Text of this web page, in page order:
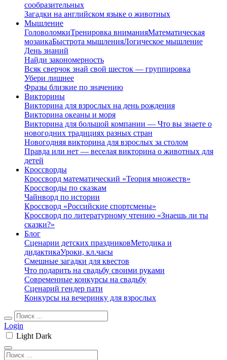
сообразительных
Загадки на английском языке о животных
Мышление
ГоловоломкиТренировка вниманияМатематическая
мозаикаБыстрота мышленияЛогическое мышление
День знаний
Найди закономерность
Всяк сверчок знай свой шесток — группировка
Убери лишнее
Фразы близкие по значению
Викторины
Викторина для взрослых на день рождения
Викторина океаны и моря
Викторина для большой компании — Что вы знаете о
новогодних традициях разных стран
Новогодняя викторина для взрослых за столом
Правда или нет — веселая викторина о животных для
детей
Кроссворды
Кроссворд математический «Теория множеств»
Кроссворды по сказкам
Чайнворд по истории
Кроссворд «Российские спортсмены»
Кроссворд по литературному чтению «Знаешь ли ты
сказки?»
Блог
Сценарии детских праздниковМетодика и
дидактикаУроки, кл.часы
Смешные загадки для квестов
Что подарить на свадьбу своими руками
Современные конкурсы на свадьбу
Сценарий гендер пати
Конкурсы на вечеринку для взрослых
Login
Light Dark